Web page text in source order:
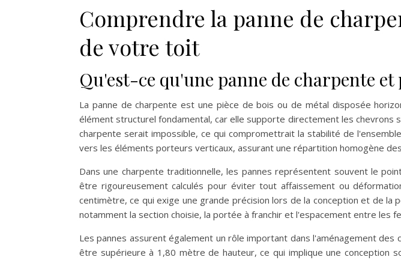
Comprendre la panne de
de votre toit
Qu'est-ce qu'une panne de charpente
La panne de charpente est une pièce de bois ou de métal disposée
élément structurel fondamental, car elle supporte directement les chevrons
charpente serait impossible, ce qui compromettrait la stabilité de
vers les éléments porteurs verticaux, assurant une répartition homogène
Dans une charpente traditionnelle, les pannes représentent souvent le
être rigoureusement calculés pour éviter tout affaissement ou
centimètre, ce qui exige une grande précision lors de la conception et de
notamment la section choisie, la portée à franchir et l'espacement entre les
Les pannes assurent également un rôle important dans l'aménagement
être supérieure à 1,80 mètre de hauteur, ce qui implique une conception